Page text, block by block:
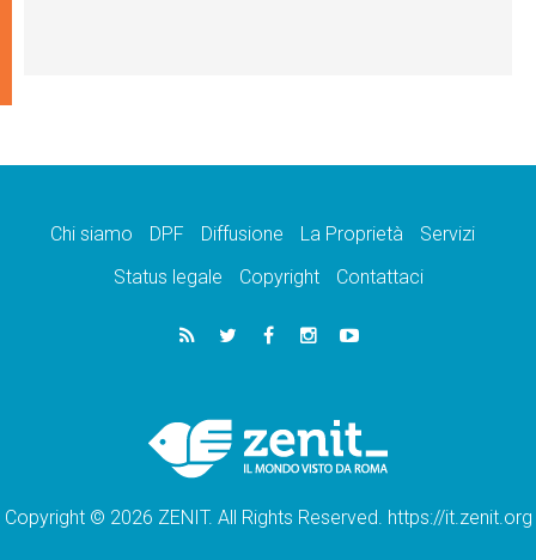
Chi siamo DPF Diffusione La Proprietà
Servizi
Status legale
Copyright Contattaci
Copyright © 2026 ZENIT. All Rights Reserved. https://it.zenit.org